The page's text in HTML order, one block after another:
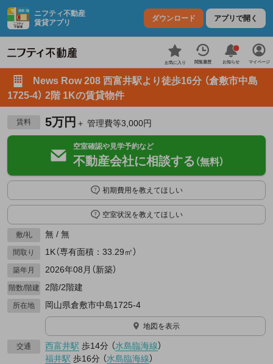
ニフティ不動産
賃貸アプリ
ダウンロード アプリで開く
お気に入り 閲覧履歴 お知らせ マイページ
News Row 208 西富井駅より徒歩16分 （倉敷市中島
1725-4） 2階 1Kの賃貸物件
賃料 5万円 ＋ 管理費等3,000円
空室確認や見学予約など
不動産会社に相談する （無料）
初期費用を教えてほしい
空室状況を教えてほしい
敷/礼 無 / 無
間取り 1K（専有面積：33.29㎡）
築年月 2026年08月（新築）
階数/階建 2階/2階建
所在地 岡山県倉敷市中島1725-4
地図を表示
交通 西富井駅 歩14分 （水島臨海線）
福井駅 歩16分 （水島臨海線）